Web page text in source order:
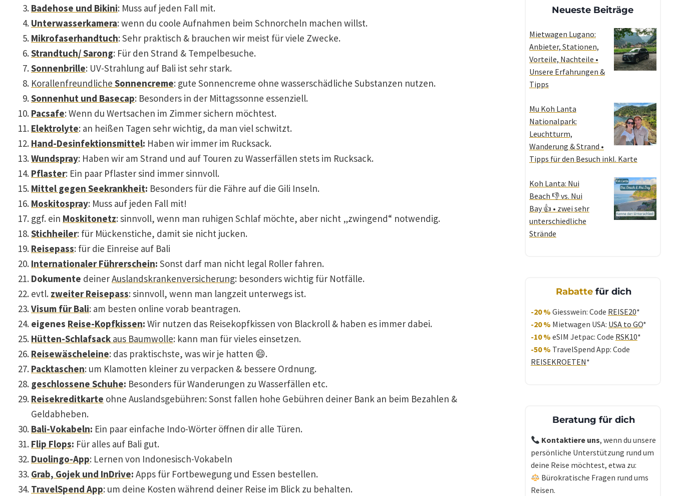
Badehose und Bikini: Muss auf jeden Fall mit.
Unterwasserkamera: wenn du coole Aufnahmen beim Schnorcheln machen willst.
Mikrofaserhandtuch: Sehr praktisch & brauchen wir meist für viele Zwecke.
Strandtuch/ Sarong: Für den Strand & Tempelbesuche.
Sonnenbrille: UV-Strahlung auf Bali ist sehr stark.
Korallenfreundliche Sonnencreme: gute Sonnencreme ohne wasserschädliche Substanzen nutzen.
Sonnenhut und Basecap: Besonders in der Mittagssonne essenziell.
Pacsafe: Wenn du Wertsachen im Zimmer sichern möchtest.
Elektrolyte: an heißen Tagen sehr wichtig, da man viel schwitzt.
Hand-Desinfektionsmittel: Haben wir immer im Rucksack.
Wundspray: Haben wir am Strand und auf Touren zu Wasserfällen stets im Rucksack.
Pflaster: Ein paar Pflaster sind immer sinnvoll.
Mittel gegen Seekrankheit: Besonders für die Fähre auf die Gili Inseln.
Moskitospray: Muss auf jeden Fall mit!
ggf. ein Moskitonetz: sinnvoll, wenn man ruhigen Schlaf möchte, aber nicht „zwingend“ notwendig.
Stichheiler: für Mückenstiche, damit sie nicht jucken.
Reisepass: für die Einreise auf Bali
Internationaler Führerschein: Sonst darf man nicht legal Roller fahren.
Dokumente deinerAuslandskrankenversicherung: besonders wichtig für Notfälle.
evtl. zweiter Reisepass: sinnvoll, wenn man langzeit unterwegs ist.
Visum für Bali: am besten online vorab beantragen.
eigenes Reise-Kopfkissen: Wir nutzen das Reisekopfkissen von Blackroll & haben es immer dabei.
Hütten-Schlafsack aus Baumwolle: kann man für vieles einsetzen.
Reisewäscheleine: das praktischste, was wir je hatten 😄.
Packtaschen: um Klamotten kleiner zu verpacken & bessere Ordnung.
geschlossene Schuhe: Besonders für Wanderungen zu Wasserfällen etc.
Reisekreditkarte ohne Auslandsgebühren: Sonst fallen hohe Gebühren deiner Bank an beim Bezahlen &
Geldabheben.
Bali-Vokabeln: Ein paar einfache Indo-Wörter öffnen dir alle Türen.
Flip Flops: Für alles auf Bali gut.
Duolingo-App: Lernen von Indonesisch-Vokabeln
Grab, Gojek und InDrive: Apps für Fortbewegung und Essen bestellen.
TravelSpend App: um deine Kosten während deiner Reise im Blick zu behalten.
Neueste Beiträge
Mietwagen Lugano:
Anbieter, Stationen,
Vorteile, Nachteile •
Unsere Erfahrungen &
Tipps
Mu Koh Lanta
Nationalpark:
Leuchtturm,
Wanderung & Strand •
Tipps für den Besuch inkl. Karte
Koh Lanta: Nui
Beach 👎 vs. Nui
Bay 👍 • zwei sehr
unterschiedliche
Strände
Rabatte für dich
-20 % Giesswein: Code REISE20*
-20 % Mietwagen USA: USA to GO*
-10 % eSIM Jetpac: Code RSK10*
-50 % TravelSpend App: Code
REISEKROETEN*
Beratung für dich
Kontaktiere uns, wenn du unsere
persönliche Unterstützung rund um
deine Reise möchtest, etwa zu:
Bürokratische Fragen rund ums
Reisen.